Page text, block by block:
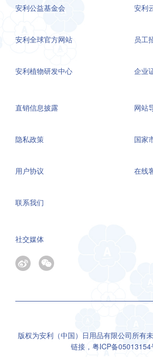
安利公益基金会
安利全球官方网站
安利植物研发中心
安利
员工
企业
直销信息披露
隐私政策
用户协议
联系我们
网站
国家
在线
社交媒体
版权为安利（中国）日用品有限公司所有
链接， 粤ICP备05013154